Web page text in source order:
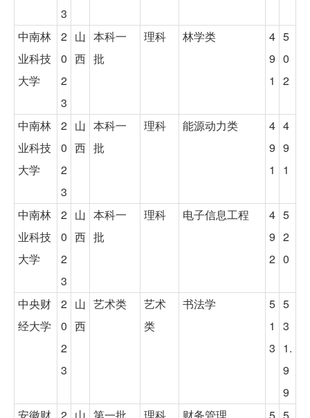
3
中南林
业科技
大学
2
0
2
3
山
西
本科一
批
理科 林学类
4
9
1
5
0
2
中南林
业科技
大学
2
0
2
3
山
西
本科一
批
理科 能源动力类
4
9
1
4
9
1
中南林
业科技
大学
2
0
2
3
山
西
本科一
批
理科 电子信息工程
4
9
2
5
2
0
中央财
经大学
2
0
2
3
山
西
艺术类
艺术
类
书法学
5
1
3
5
3
1.
9
9
安徽财
2 山 第一批 理科 财务管理 5 5